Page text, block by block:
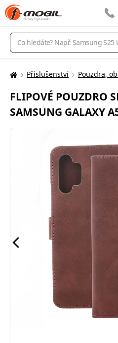
Vyhledávání
Zde
nacházíte:
Příslušenství Pouzdra,
FLIPOVÉ POUZDRO
SAMSUNG GALAXY